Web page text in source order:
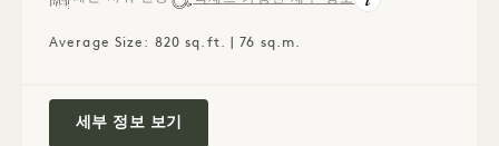
Average Size: 820 sq.ft. | 76 sq.m.
세부 정보 보기